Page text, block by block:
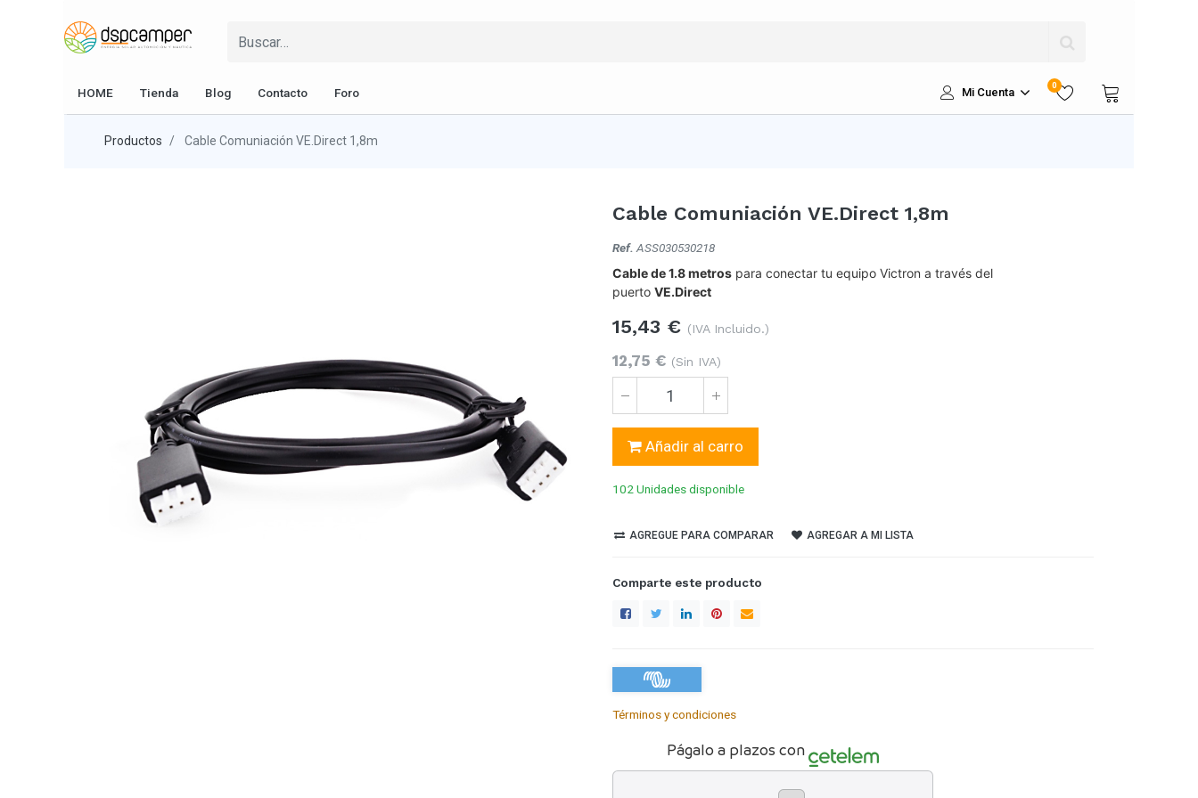
HOME Tienda Blog Contacto Foro Mi Cuenta
0
Productos Cable Comuniación VE.Direct 1,8m
Cable Comuniación VE.Direct 1,8m
Ref. ASS030530218
Cable de 1.8 metros para conectar tu equipo Victron a través del
puerto VE.Direct
15,43 € (IVA Incluido.)
12,75 € (Sin IVA)
Añadir al carro
102 Unidadesdisponible
AGREGUE PARA COMPARAR AGREGAR A MI LISTA
Comparte este producto
Términos y condiciones
Págalo a plazos con